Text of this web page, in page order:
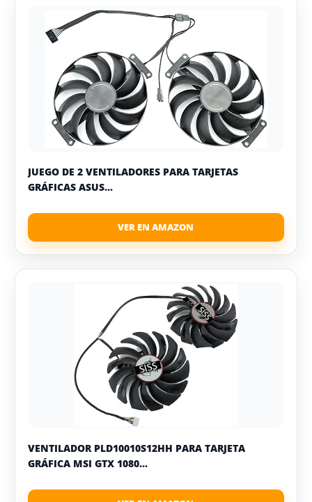
JUEGO DE 2 VENTILADORES PARA TARJETAS
GRÁFICAS ASUS...
VENTILADOR PLD10010S12HH PARA TARJETA
GRÁFICA MSI GTX 1080...